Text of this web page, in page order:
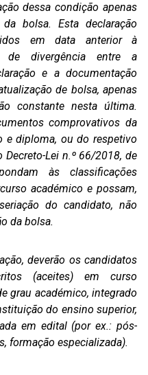
dessa condição apenas
bolsa. Esta declaração
em data anterior à
de divergência entre a
e a documentação
de bolsa, apenas
constante nesta última.
comprovativos da
e diploma, ou do respetivo
Lei n.º 66/2018, de
às classificações
académico e possam,
do candidato, não
da bolsa.
deverão os candidatos
(aceites) em curso
grau académico, integrado
do ensino superior,
em edital (por ex.: pós-
formação especializada).